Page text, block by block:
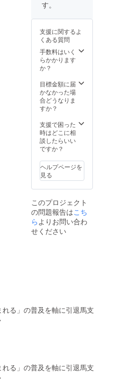
にお名
※支援
時、必
ず備考
欄にご
希望の
をご記
入くだ
さい。
記入
場合は
CAMPF
IREの
ユー
を掲載
いたし
ます。
ご了承
い。 ※
映画ポ
ス
ター、
映画特
DVD（
ケージ
無し）
● 映画
画像集
（オン
上で
データ
納品）
● 映画
ター ※
画像は
イメー
ジで
映画特
設web
サイト
にお名
● 映画
ポス
ターに
名前記
載 ※支
い。
記入の
ザー名
を掲載
す。
支援に関するよ
くある質問
手数料はいく
らかかります
か？
目標金額に届
かなかった場
合どうなりま
すか？
支援で困った
時はどこに相
談したらいい
ですか？
ヘルプページを
見る
このプロジェクト
の問題報告はこち
ら よりお問い合わ
せください
る」の普及を軸に引退馬支
る」の普及を軸に引退馬支